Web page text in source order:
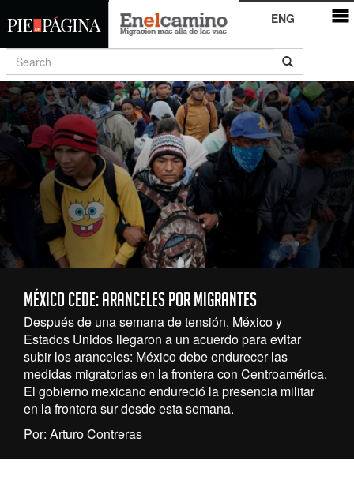
ENG
México cede: aranceles por migrantes
Después de una semana de tensión, México y
Estados Unidos llegaron a un acuerdo para evitar
subir los aranceles: México debe endurecer las
medidas migratorias en la frontera con Centroamérica.
El gobierno mexicano endureció la presencia militar
en la frontera sur desde esta semana.
Por: Arturo Contreras